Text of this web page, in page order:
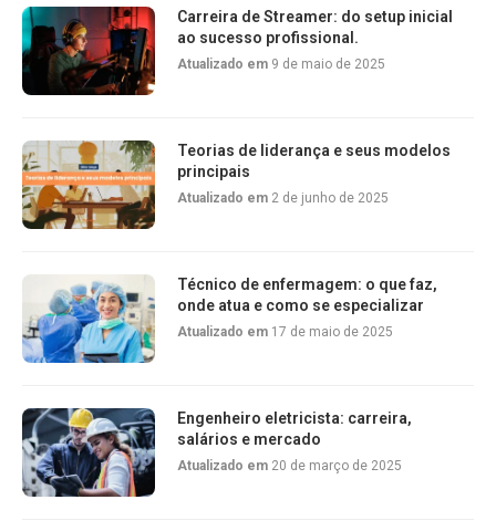
Carreira de Streamer: do setup inicial
ao sucesso profissional.
Atualizado em 9 de maio de 2025
Teorias de liderança e seus modelos
principais
Atualizado em 2 de junho de 2025
Técnico de enfermagem: o que faz,
onde atua e como se especializar
Atualizado em 17 de maio de 2025
Engenheiro eletricista: carreira,
salários e mercado
Atualizado em 20 de março de 2025